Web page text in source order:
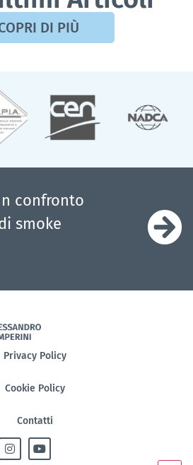
DI PIÙ
confronto
smoke
Privacy Policy
Cookie Policy
Contatti